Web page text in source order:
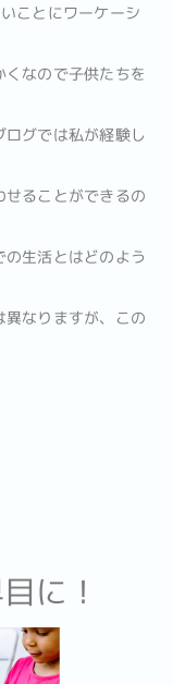
ことにワーケーシ
なので子供たちを
グでは私が経験し
ることができるの
生活とはどのよう
なりますが、この
に！